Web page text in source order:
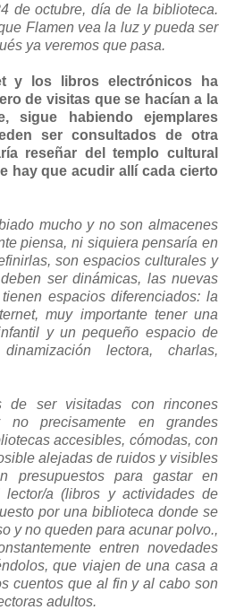
de octubre, día de la biblioteca.
Flamen vea la luz y pueda ser
ya veremos que pasa.
y los libros electrónicos ha
de visitas que se hacían a la
sigue habiendo ejemplares
ser consultados de otra
reseñar del templo cultural
hay que acudir allí cada cierto
mucho y no son almacenes
piensa, ni siquiera pensaría en
son espacios culturales y
ser dinámicas, las nuevas
espacios diferenciados: la
muy importante tener una
y un pequeño espacio de
lectora, charlas,
de ser visitadas con rincones
precisamente en grandes
accesibles, cómodas, con
alejadas de ruidos y visibles
presupuestos para gastar en
a (libros y actividades de
por una biblioteca donde se
y no queden para acunar polvo.,
entren novedades
que viajen de una casa a
cuentos que al fin y al cabo son
adultos.